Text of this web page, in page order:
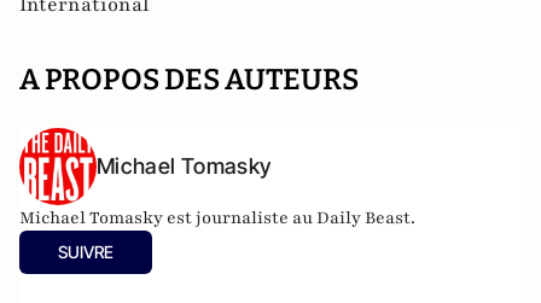
A PROPOS DES AUTEURS
Michael Tomasky
Michael Tomasky est journaliste au Daily Beast.
SUIVRE